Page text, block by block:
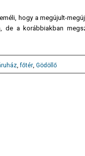
hogy a megújult-
de a korábbiakban
,főtér, Gödöllő